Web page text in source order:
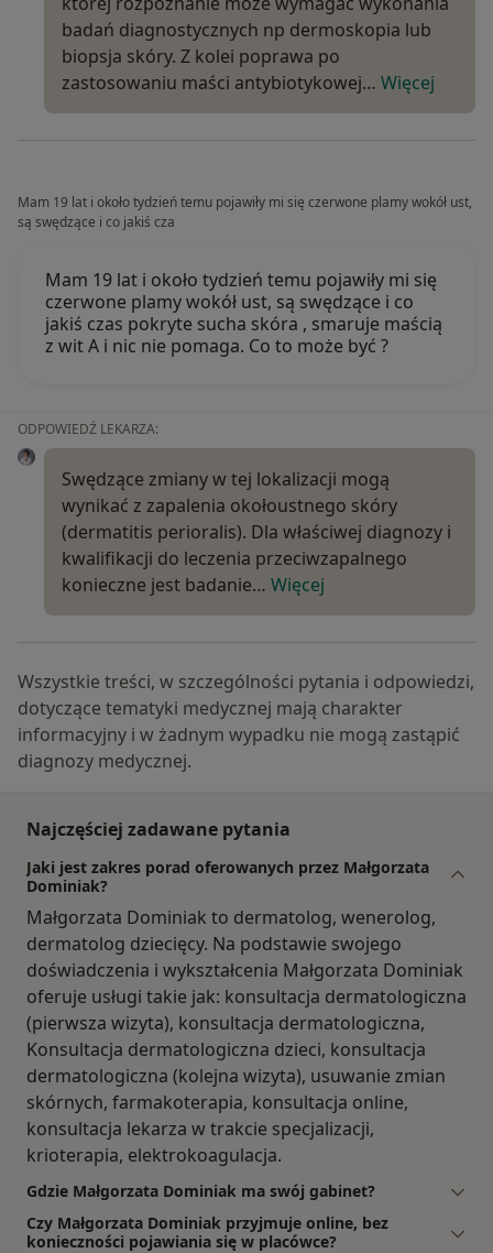
badań diagnostycznych np dermoskopia lub
biopsja skóry. Z kolei poprawa po
zastosowaniu maści antybiotykowej… Więcej
Mam 19 lat i około tydzień temu pojawiły mi się czerwone plamy wokół ust,
są swędzące i co jakiś cza
Mam 19 lat i około tydzień temu pojawiły mi się
czerwone plamy wokół ust, są swędzące i co
jakiś czas pokryte sucha skóra , smaruje maścią
z wit A i nic nie pomaga. Co to może być ?
ODPOWIEDŹ LEKARZA:
Swędzące zmiany w tej lokalizacji mogą
wynikać z zapalenia okołoustnego skóry
(dermatitis perioralis). Dla właściwej diagnozy i
kwalifikacji do leczenia przeciwzapalnego
konieczne jest badanie… Więcej
Wszystkie treści, w szczególności pytania i odpowiedzi,
dotyczące tematyki medycznej mają charakter
informacyjny i w żadnym wypadku nie mogą zastąpić
diagnozy medycznej.
Najczęściej zadawane pytania
Jaki jest zakres porad oferowanych przez Małgorzata
Dominiak?
Małgorzata Dominiak to dermatolog, wenerolog,
dermatolog dziecięcy. Na podstawie swojego
doświadczenia i wykształcenia Małgorzata Dominiak
oferuje usługi takie jak: konsultacja dermatologiczna
(pierwsza wizyta), konsultacja dermatologiczna,
Konsultacja dermatologiczna dzieci, konsultacja
dermatologiczna (kolejna wizyta), usuwanie zmian
skórnych, farmakoterapia, konsultacja online,
konsultacja lekarza w trakcie specjalizacji,
krioterapia, elektrokoagulacja.
Gdzie Małgorzata Dominiak ma swój gabinet?
Czy Małgorzata Dominiak przyjmuje online, bez
konieczności pojawiania się w placówce?